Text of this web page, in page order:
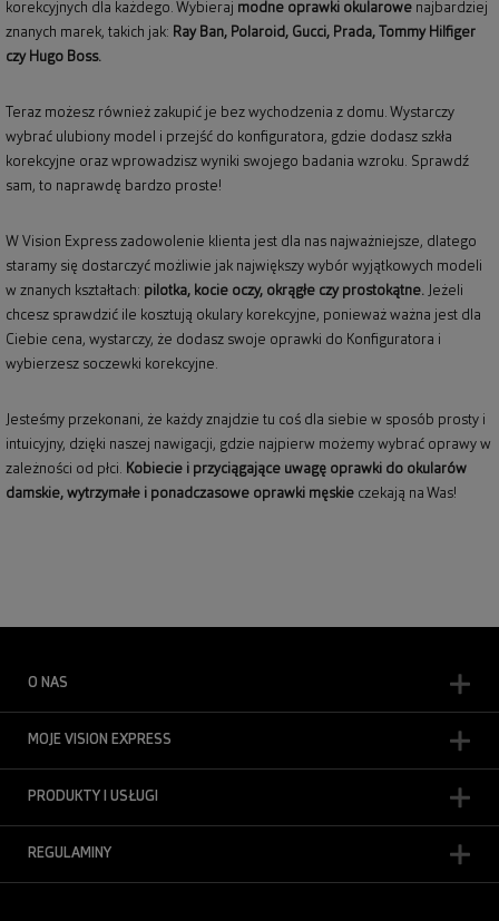
korekcyjnych dla każdego. Wybieraj modne oprawki okularowe najbardziej
znanych marek, takich jak: Ray Ban, Polaroid , Gucci, Prada, Tommy Hilfiger
czy Hugo Boss.
Teraz możesz również zakupić je bez wychodzenia z domu. Wystarczy
wybrać ulubiony model i przejść do konfiguratora, gdzie dodasz szkła
korekcyjne oraz wprowadzisz wyniki swojego badania wzroku. Sprawdź
sam, to naprawdę bardzo proste!
W Vision Express zadowolenie klienta jest dla nas najważniejsze, dlatego
staramy się dostarczyć możliwie jak największy wybór wyjątkowych modeli
w znanych kształtach: pilotka, kocie oczy, okrągłe czy prostokątne. Jeżeli
chcesz sprawdzić ile kosztują okulary korekcyjne, ponieważ ważna jest dla
Ciebie cena, wystarczy, że dodasz swoje oprawki do Konfiguratora i
wybierzesz soczewki korekcyjne.
Jesteśmy przekonani, że każdy znajdzie tu coś dla siebie w sposób prosty i
intuicyjny, dzięki naszej nawigacji, gdzie najpierw możemy wybrać oprawy w
zależności od płci. Kobiecie i przyciągające uwagę oprawki do okularów
damskie, wytrzymałe i ponadczasowe oprawki męskie czekają na Was!
O NAS
MOJE VISION EXPRESS
PRODUKTY I USŁUGI
REGULAMINY